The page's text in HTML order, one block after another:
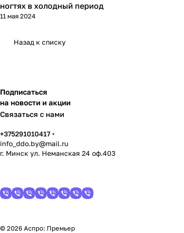
ногтях в холодный период
11 мая 2024
Назад к списку
Подписаться
на новости и акции
Связаться с нами
+375291010417
info_ddo.by@mail.ru
г. Минск ул. Неманская 24 оф.403
© 2026 Аспро: Премьер